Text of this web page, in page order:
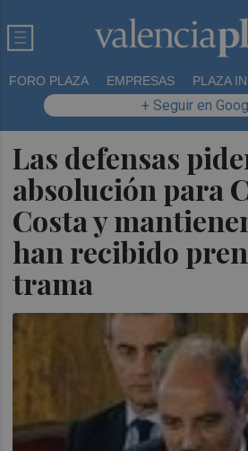
FORO PLAZA EMPRESAS PLAZA
+ Seguir en
Las defensas
absolución para
Costa y
han recibido
trama